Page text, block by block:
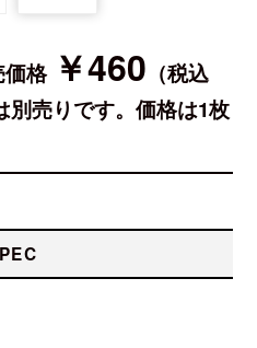
価格 ￥460 （税込
別売りです。価格は1枚